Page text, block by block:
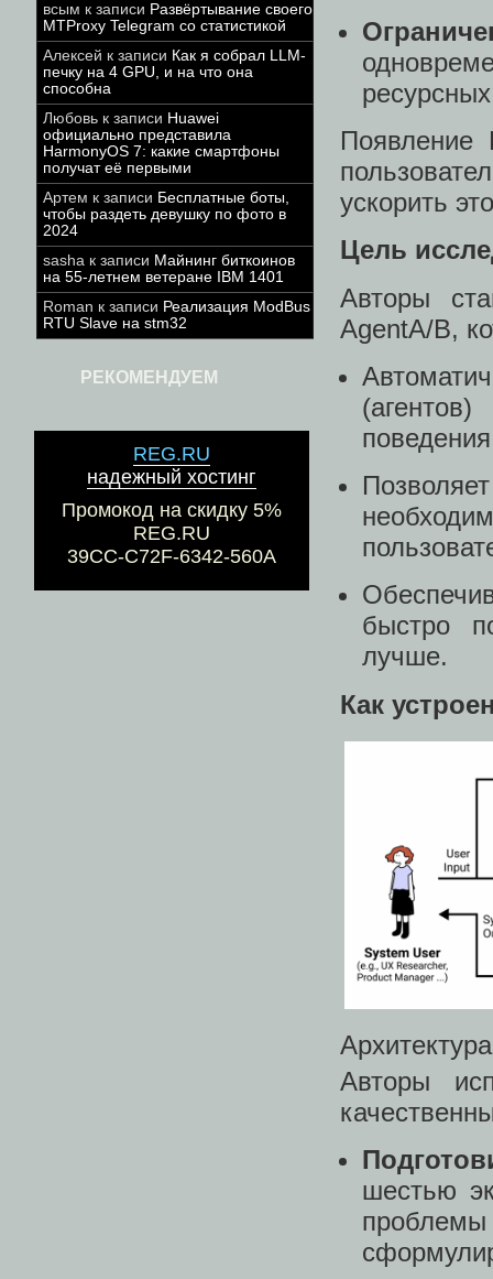
всым к записи Развёртывание своего
MTProxy Telegram со статистикой
Алексей к записи Как я собрал LLM-
печку на 4 GPU, и на что она
способна
Любовь к записи Huawei
официально представила
HarmonyOS 7: какие смартфоны
получат её первыми
Артем к записи Бесплатные боты,
чтобы раздеть девушку по фото в
2024
sasha к записи Майнинг биткоинов
на 55-летнем ветеране IBM 1401
Roman к записи Реализация ModBus
RTU Slave на stm32
РЕКОМЕНДУЕМ
REG.RU
надежный хостинг
Промокод на скидку 5%
REG.RU
39CC-C72F-6342-560A
Появление
ускорить
Цель
Авторы
AgentA/B,
быстро
лучше.
Как
Авторы
шестью